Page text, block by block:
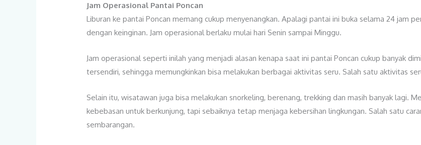
Jam Operasional Pantai Poncan
Liburan ke pantai Poncan memang cukup menyenangkan. Apalagi pantai ini buka selama 24 jam
dengan keinginan. Jam operasional berlaku mulai hari Senin sampai Minggu.
Jam operasional seperti inilah yang menjadi alasan kenapa saat ini pantai Poncan cukup banyak
tersendiri, sehingga memungkinkan bisa melakukan berbagai aktivitas seru. Salah satu aktivitas
Selain itu, wisatawan juga bisa melakukan snorkeling, berenang, trekking dan masih banyak lagi.
kebebasan untuk berkunjung, tapi sebaiknya tetap menjaga kebersihan lingkungan. Salah satu
sembarangan.